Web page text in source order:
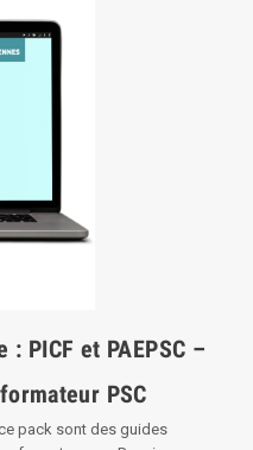
PICF et PAEPSC –
PSC
pack sont des guides